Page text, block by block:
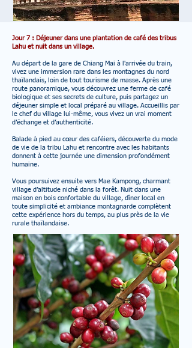
Jour 7 : Déjeuner dans une plantation de café des tribus
Lahu et nuit dans un village.
Au départ de la gare de Chiang Mai à l'arrivée du train,
vivez une immersion rare dans les montagnes du nord
thaïlandais, loin de tout tourisme de masse. Après une
route panoramique, vous découvrez une ferme de café
biologique et ses secrets de culture, puis partagez un
déjeuner simple et local préparé au village. Accueillis par
le chef du village lui-même, vous vivez un vrai moment
d’échange et d’authenticité.
Balade à pied au cœur des caféiers, découverte du mode
de vie de la tribu Lahu et rencontre avec les habitants
donnent à cette journée une dimension profondément
humaine.
Vous poursuivez ensuite vers Mae Kampong, charmant
village d’altitude niché dans la forêt. Nuit dans une
maison en bois confortable du village, dîner local en
toute simplicité et ambiance montagnarde complètent
cette expérience hors du temps, au plus près de la vie
rurale thaïlandaise.